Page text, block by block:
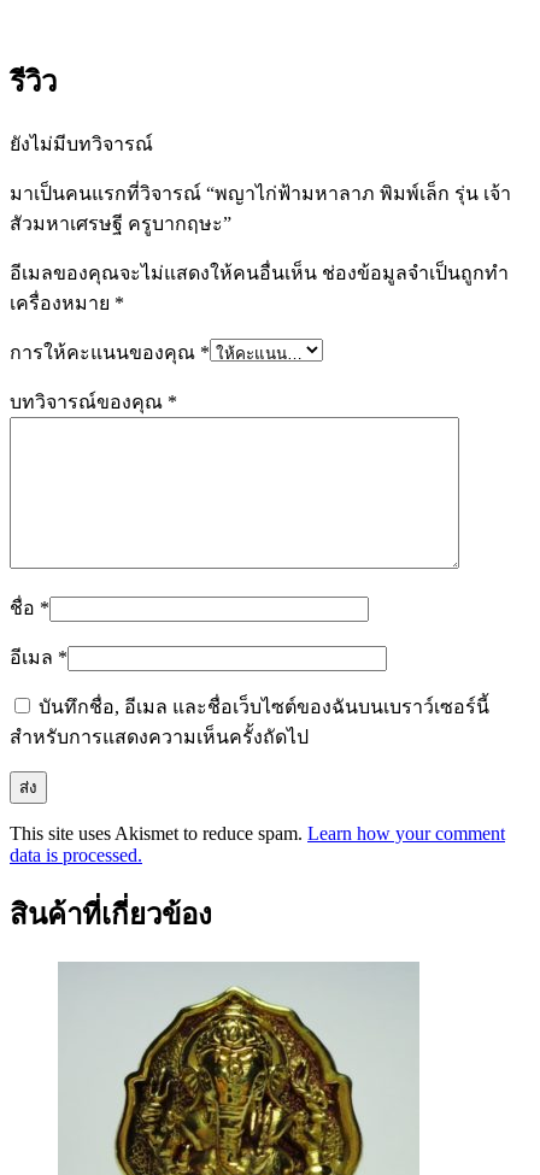
ชิ้น
รีวิว
ยังไม่มีบทวิจารณ์
มาเป็นคนแรกที่วิจารณ์ “พญาไก่ฟ้ามหาลาภ พิมพ์เล็ก รุ่น เจ้า
สัวมหาเศรษฐี ครูบากฤษะ”
อีเมลของคุณจะไม่แสดงให้คนอื่นเห็น ช่องข้อมูลจำเป็นถูกทำ
เครื่องหมาย *
การให้คะแนนของคุณ *
บทวิจารณ์ของคุณ *
ชื่อ *
อีเมล *
บันทึกชื่อ, อีเมล และชื่อเว็บไซต์ของฉันบนเบราว์เซอร์นี้
สำหรับการแสดงความเห็นครั้งถัดไป
This site uses Akismet to reduce spam. Learn how your comment
data is processed.
สินค้าที่เกี่ยวข้อง